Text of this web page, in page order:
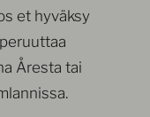
et hyväksy
Åresta tai